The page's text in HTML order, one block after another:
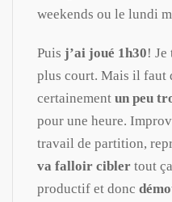
weekends ou le lundi
Puis j’ai joué 1h30! Je
plus court. Mais il faut
certainement un peu
pour une heure.
travail de partition,
va falloir cibler tout
productif et donc